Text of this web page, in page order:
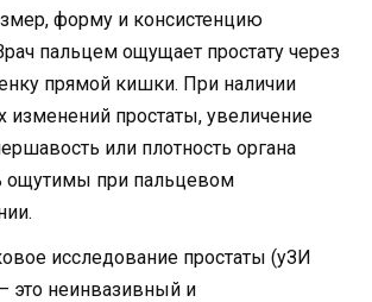
форму и консистенцию
пальцем ощущает простату через
прямой кишки. При наличии
простаты, увеличение
или плотность органа
ощутимы при пальцевом
исследование простаты (уЗИ
это неинвазивный и